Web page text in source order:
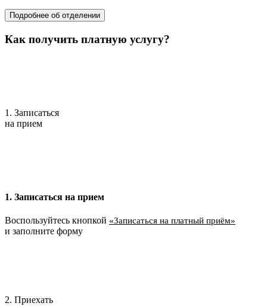
Подробнее об отделении
Как получить платную услугу?
1. Записаться
на прием
1. Записаться на прием
Воспользуйтесь кнопкой «Записаться на платный приём»
и заполните форму
2. Приехать